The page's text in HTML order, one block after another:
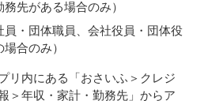
先がある場合のみ）
員・団体職員、会社役員・団体役
合のみ）
リ内にある「おさいふ＞クレジ
＞年収・家計・勤務先」からア